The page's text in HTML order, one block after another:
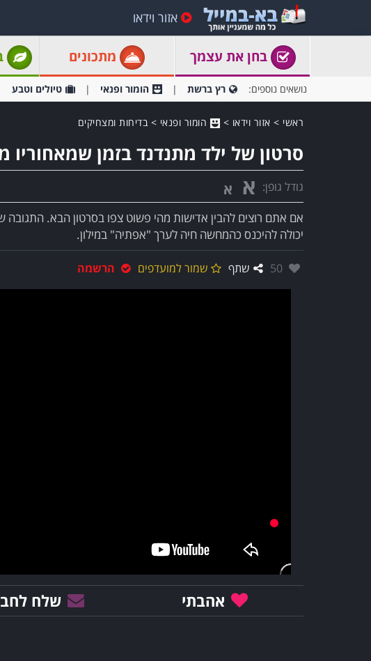
אזור וידאו
בחן את עצמך מתכונים
נושאים נוספים: רץ ברשת הומור ופנאי טיולים וטבע
ראשי > אזור וידאו > הומור ופנאי >בדיחות ומצחיקים
סרטון של ילד מתנדנד בזמן
גודל גופן: א א
אם אתם רוצים להבין אדישות מהי פשוט צפו בסרטון הבא.
יכולה להיכנס כהמחשה חיה לערך "אפתיה" במילון.
אהבו:
50 שתף שמור למועדפים הרשמה
אהבתי שלח